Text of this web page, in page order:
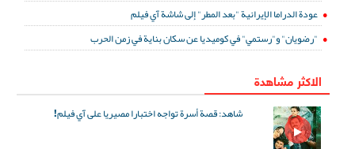
عودة الدراما الإيرانية "بعد المطر" إلى شاشة آي فيلم
"رضويان" و"رستمي" في كوميديا عن سكان بناية في زمن الحرب
الاكثر مشاهدة
شاهد: قصة أسرة تواجه اختبارا مصيريا على آي فيلم!